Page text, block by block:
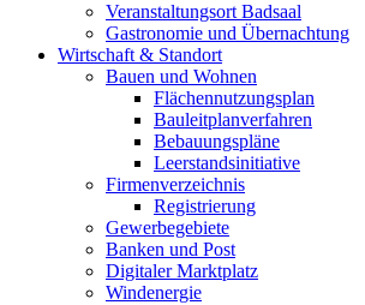
Veranstaltungsort Badsaal
Gastronomie und Übernachtung
Wirtschaft & Standort
Bauen und Wohnen
Flächennutzungsplan
Bauleitplanverfahren
Bebauungspläne
Leerstandsinitiative
Firmenverzeichnis
Registrierung
Gewerbegebiete
Banken und Post
Digitaler Marktplatz
Windenergie